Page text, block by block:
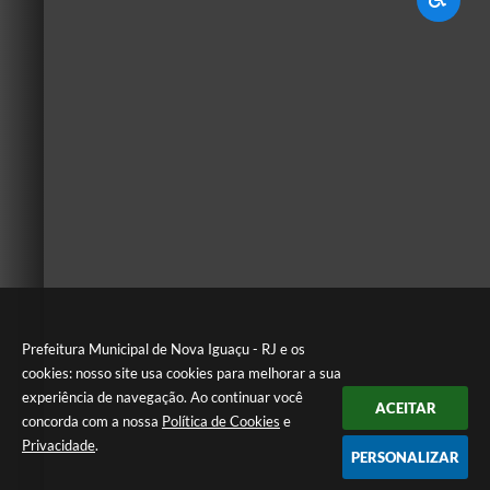
Prefeitura Municipal de Nova Iguaçu - RJ e os
cookies: nosso site usa cookies para melhorar a sua
experiência de navegação. Ao continuar você
concorda com a nossa Política de Cookies e
Privacidade.
ACEITAR
PERSONALIZAR